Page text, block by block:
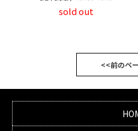
sold out
<<前のペ